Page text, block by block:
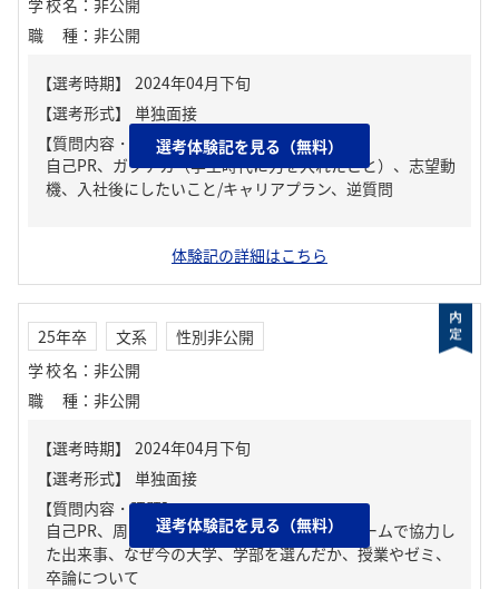
学校名 ： 非公開
職種 ： 非公開
【質問内容・課題】
自己PR、ガクチカ（学生時代に力を入れたこと）、志望動
機、入社後にしたいこと/キャリアプラン、逆質問
選考体験記を見る（無料）
体験記の詳細はこちら
25年卒 文系
性別非公開
学校名 ： 非公開
職種 ： 非公開
【質問内容・課題】
自己PR、周りからどんな人といわれる？、チームで協力し
た出来事、なぜ今の大学、学部を選んだか、授業やゼミ、
卒論について
選考体験記を見る（無料）